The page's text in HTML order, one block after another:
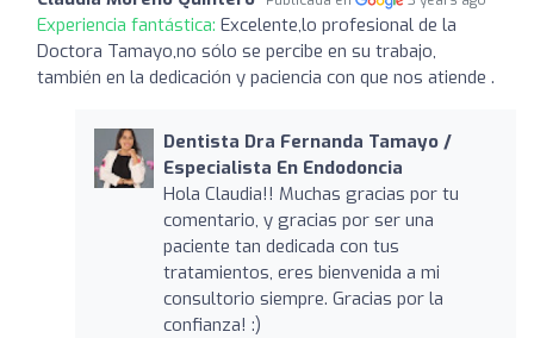
Experiencia fantástica: Excelente,lo profesional de la
Doctora Tamayo,no sólo se percibe en su trabajo,
también en la dedicación y paciencia con que nos atiende .
Dentista Dra Fernanda Tamayo /
Especialista En Endodoncia
Hola Claudia!! Muchas gracias por tu
comentario, y gracias por ser una
paciente tan dedicada con tus
tratamientos, eres bienvenida a mi
consultorio siempre. Gracias por la
confianza! :)